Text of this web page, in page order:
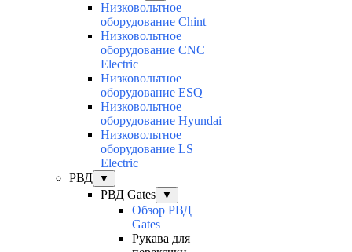
Низковольтное
оборудование Chint
Низковольтное
оборудование CNC
Electric
Низковольтное
оборудование ESQ
Низковольтное
оборудование Hyundai
Низковольтное
оборудование LS
Electric
РВД
▼
РВД Gates ▼
Обзор РВД
Gates
Рукава для